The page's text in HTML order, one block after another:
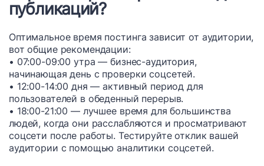
публикаций?
Оптимальное время постинга зависит от аудитории,
вот общие рекомендации:
• 07:00-09:00 утра — бизнес-аудитория,
начинающая день с проверки соцсетей.
• 12:00-14:00 дня — активный период для
пользователей в обеденный перерыв.
• 18:00-21:00 — лучшее время для большинства
людей, когда они расслабляются и просматривают
соцсети после работы. Тестируйте отклик вашей
аудитории с помощью аналитики соцсетей.